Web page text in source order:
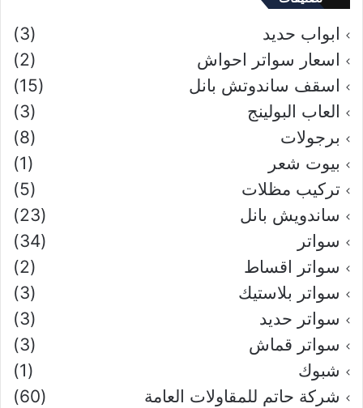
ابواب حديد
(3)
اسعار سواتر احواش
(2)
اسقف ساندوتش بانل
(15)
العاب البولينج
(3)
برجولات
(8)
بيوت شعر
(1)
تركيب مظلات
(5)
ساندويش بانل
(23)
سواتر
(34)
سواتر اقساط
(2)
سواتر بلاستيك
(3)
سواتر حديد
(3)
سواتر قماش
(3)
شبوك
(1)
شركة حاتم للمقاولات العامة
(60)